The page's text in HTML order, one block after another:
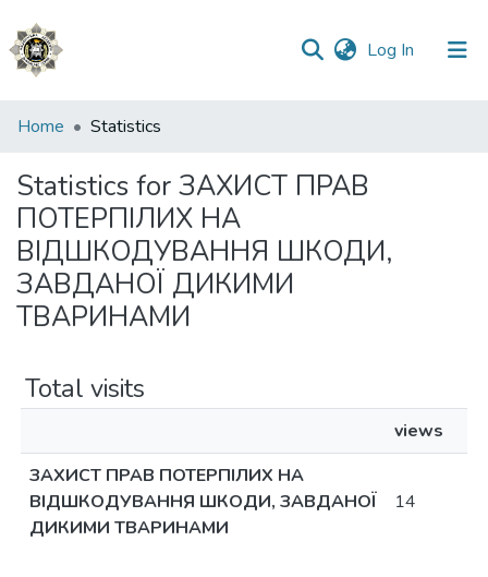
Log In (current)
Communities
Collections
All of DSpace
Home Statistics
Statistics for ЗАХИСТ ПРАВ
ПОТЕРПІЛИХ НА
ВІДШКОДУВАННЯ ШКОДИ,
ЗАВДАНОЇ ДИКИМИ
ТВАРИНАМИ
Total visits
views
ЗАХИСТ ПРАВ ПОТЕРПІЛИХ НА
ВІДШКОДУВАННЯ ШКОДИ, ЗАВДАНОЇ
ДИКИМИ ТВАРИНАМИ
14